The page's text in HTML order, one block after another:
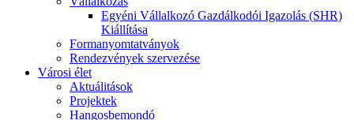
Egyéni Vállalkozó Gazdálkodói Igazolás (SHR)
Kiállítása
Formanyomtatványok
Rendezvények szervezése
Városi élet
Aktuálitások
Projektek
Hangosbemondó